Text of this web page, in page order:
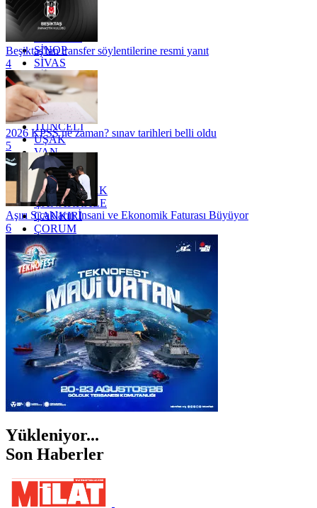
RİZE
SAKARYA
SİNOP
SİVAS
SİİRT
TEKİRDAĞ
TOKAT
TRABZON
TUNCELİ
UŞAK
VAN
YALOVA
YOZGAT
ZONGULDAK
ÇANAKKALE
ÇANKIRI
ÇORUM
İSTANBUL
İZMİR
ŞANLIURFA
ŞIRNAK
Beşiktaş'tan transfer söylentilerine resmi yanıt
4
2026 KPSS ne zaman? sınav tarihleri belli oldu
5
Aşırı Sıcakların İnsani ve Ekonomik Faturası Büyüyor
6
Yükleniyor...
Son Haberler